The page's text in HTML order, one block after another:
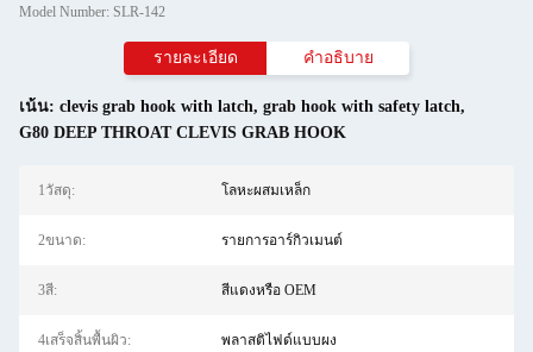
Model Number: SLR-142
รายละเอียด คำอธิบาย
เน้น: clevis grab hook with latch, grab hook with safety latch,
G80 DEEP THROAT CLEVIS GRAB HOOK
1วัสดุ: โลหะผสมเหล็ก
2ขนาด: รายการอาร์กิวเมนต์
3สี: สีแดงหรือ OEM
4เสร็จสิ้นพื้นผิว: พลาสติไฟด์แบบผง